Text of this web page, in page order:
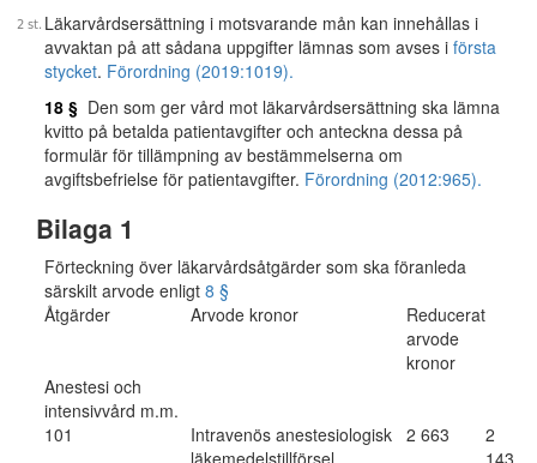
Läkarvårdsersättning i motsvarande mån kan innehållas i
avvaktan på att sådana uppgifter lämnas som avses i första
stycket. Förordning (2019:1019).
18 § Den som ger vård mot läkarvårdsersättning ska lämna
kvitto på betalda patientavgifter och anteckna dessa på
formulär för tillämpning av bestämmelserna om
avgiftsbefrielse för patientavgifter. Förordning (2012:965).
Bilaga 1
Förteckning över läkarvårdsåtgärder som ska föranleda
särskilt arvode enligt 8 §
Åtgärder
Arvode kronor
Reducerat
arvode
kronor
Anestesi och
intensivvård m.m.
101
Intravenös anestesiologisk
läkemedelstillförsel
2 663
2
143